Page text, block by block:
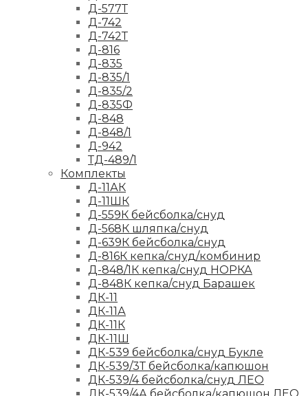
Д-577Т
Д-742
Д-742Т
Д-816
Д-835
Д-835/1
Д-835/2
Д-835Ф
Д-848
Д-848/1
Д-942
ТД-489/1
Комплекты
Д-11АК
Д-11ШК
Д-559К бейсболка/снуд
Д-568К шляпка/снуд
Д-639К бейсболка/снуд
Д-816К кепка/снуд/комбинир
Д-848/1К кепка/снуд НОРКА
Д-848К кепка/снуд Барашек
ДК-11
ДК-11А
ДК-11К
ДК-11Ш
ДК-539 бейсболка/снуд Букле
ДК-539/3Т бейсболка/капюшон
ДК-539/4 бейсболка/снуд ЛЕО